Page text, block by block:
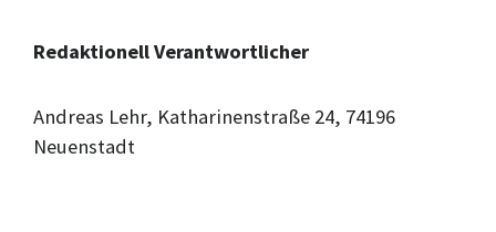
Redaktionell Verantwortlicher
Andreas Lehr, Katharinenstraße 24, 74196
Neuenstadt